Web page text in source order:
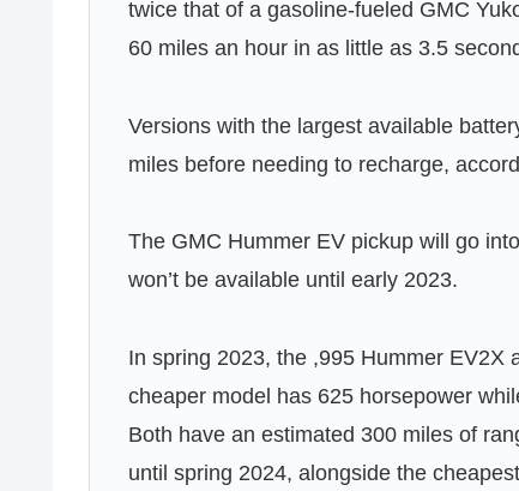
twice that of a gasoline-fueled GMC
60 miles an hour in as little as 3.5
Versions with the largest available
miles before needing to recharge,
The GMC Hummer EV pickup will go
won’t be available until early 2023.
In spring 2023, the ,995 Hummer EV2X
cheaper model has 625 horsepower
Both have an estimated 300 miles of
until spring 2024, alongside the